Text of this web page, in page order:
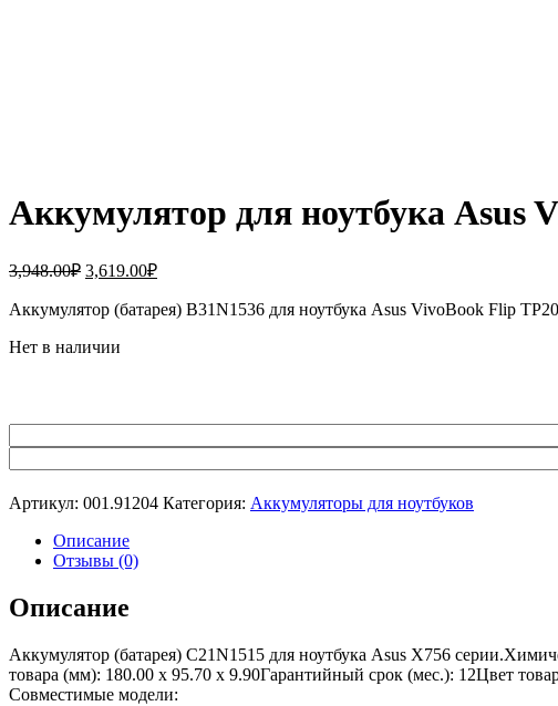
Аккумулятор для ноутбука Asus
3,948.00₽ Первоначальная
составляла
3,619.00₽Текущая
3,619.00₽.
Аккумулятор (батарея) B31N1536 для ноутбука Asus VivoBook Flip
Нет в наличии
Артикул: 001.91204 Категория: Аккумуляторы для ноутбуков
Описание
Отзывы (0)
Описание
Аккумулятор (батарея) C21N1515 для ноутбука Asus X756
товара (мм): 180.00 x 95.70 x 9.90Гарантийный срок (мес.): 12Цвет
Совместимые модели: